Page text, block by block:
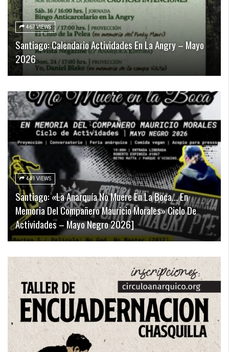
467 VIEWS
Santiago: Calendario Actividades En La Angry – Mayo
2026
441 VIEWS
Santiago: «La Anarquía No Muere En La Boca… En
Memoria Del Compañero Mauricio Morales» Ciclo De
Actividades – Mayo Negro 2026]